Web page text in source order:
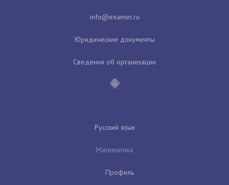
Юридические документы
Сведения об организации
Русский язык
Математика
Профиль